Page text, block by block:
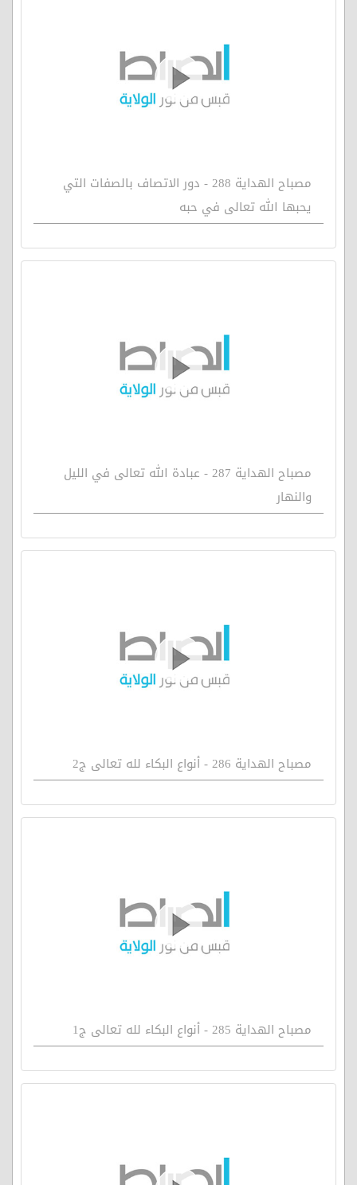
مصباح الهداية 288 - دور الاتصاف بالصفات التي
يحبها الله تعالى في حبه
مصباح الهداية 287 - عبادة الله تعالى في الليل
والنهار
مصباح الهداية 286 - أنواع البكاء لله تعالى ج2
مصباح الهداية 285 - أنواع البكاء لله تعالى ج1